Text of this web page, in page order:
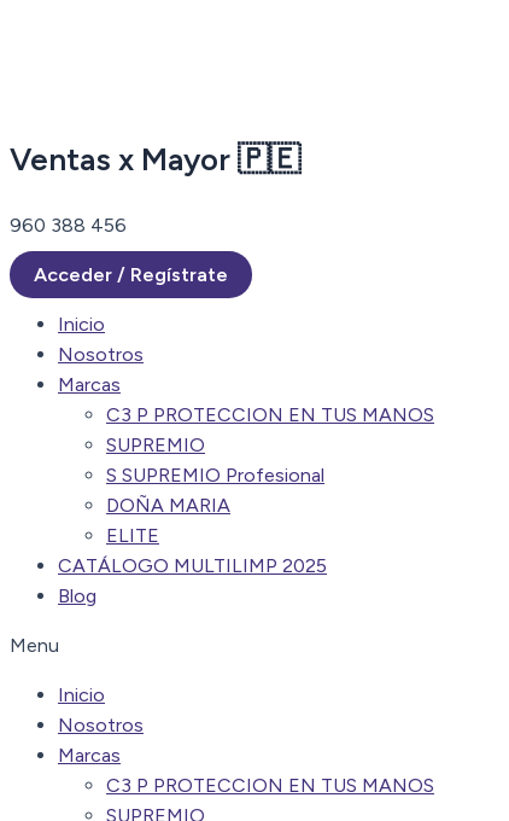
Ventas x Mayor 🇵🇪
960 388 456
Acceder / Regístrate
Inicio
Nosotros
Marcas
C3 P PROTECCION EN TUS MANOS
SUPREMIO
S SUPREMIO Profesional
DOÑA MARIA
ELITE
CATÁLOGO MULTILIMP 2025
Blog
Menu
Inicio
Nosotros
Marcas
C3 P PROTECCION EN TUS MANOS
SUPREMIO